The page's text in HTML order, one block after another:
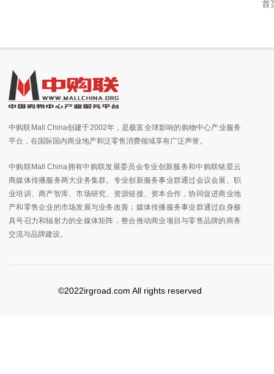
首
中购联Mall China创建于2002年，是极富全球影响的购物中心产业服务
平台，在国际国内商业地产和泛零售消费领域享有广泛声誉。
中购联Mall China拥有中购联发展委员会专业创新服务和中购联铱星云
商媒体传播服务两大业务集群。专业创新服务事业群通过会议会展、职
业培训、商产智库、市场研究、资源链接、资本合作，协同促进商业地
产和零售企业的市场发展与业务改善；媒体传播服务事业群通过自身极
具号召力和辐射力的全媒体矩阵，整合推动商业项目与零售品牌的商务
交流与品牌建设。
©2022irgroad.com All rights reserved